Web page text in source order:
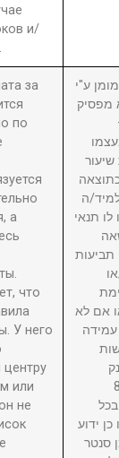
и/
за
по
а
что
У него
или
не
ע"י
מפסיק
ה
תנאי
תביעות
אם לא
ידוע
סנטר